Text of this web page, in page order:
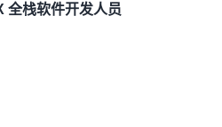
栈软件开发人员